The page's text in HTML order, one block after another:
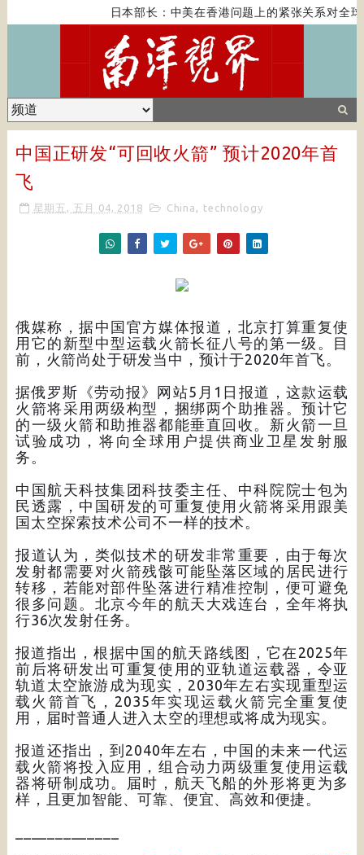
日本部长：中美在香港问题上的紧张关系对全球
中国正研发“可回收火箭” 预计2020年首
飞
星期五, 五月 04, 2018 China , technology
俄媒称，据中国官方媒体报道，北京打算重复使
用它的新型中型运载火箭长征八号的第一级。目
前，火箭尚处于研发当中，预计于2020年首飞。
据俄罗斯《劳动报》网站5月1日报道，这款运载
火箭将采用两级构型，捆绑两个助推器。预计它
的一级火箭和助推器都能垂直回收。新火箭一旦
试验成功，将向全球用户提供商业卫星发射服
务。
中国航天科技集团科技委主任、中科院院士包为
民透露，中国研发的可重复使用火箭将采用跟美
国太空探索技术公司不一样的技术。
报道认为，类似技术的研发非常重要，由于每次
发射都需要对火箭残骸可能坠落区域的居民进行
转移，若能对部件坠落进行精准控制，便可避免
很多问题。北京今年的航天大戏连台，全年将执
行36次发射任务。
报道指出，根据中国的航天路线图，它在2025年
前后将研发出可重复使用的亚轨道运载器，令亚
轨道太空旅游成为现实，2030年左右实现重型运
载火箭首飞，2035年实现运载火箭完全重复使
用，届时普通人进入太空的理想或将成为现实。
报道还指出，到2040年左右，中国的未来一代运
载火箭将投入应用，组合动力两级重复使用运载
器将研制成功。届时，航天飞船的外形将更为多
样，且更加智能、可靠、便宜、高效和便捷。